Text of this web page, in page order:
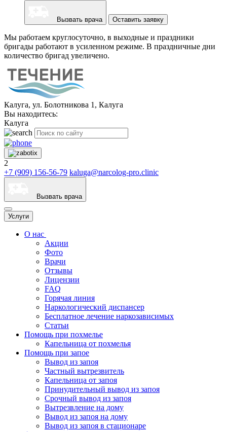
Вызвать врача Оставить заявку
Мы работаем круглосуточно, в выходные и праздники
бригады работают в усиленном режиме. В праздничные дни
количество бригад увеличено.
Калуга, ул. Болотникова 1, Калуга
Вы находитесь:
Калуга
2
+7 (909) 156-56-79 kaluga@narcolog-pro.clinic
Вызвать врача
Услуги
О нас
Акции
Фото
Врачи
Отзывы
Лицензии
FAQ
Горячая линия
Наркологический диспансер
Бесплатное лечение наркозависимых
Статьи
Помощь при похмелье
Капельница от похмелья
Помощь при запое
Вывод из запоя
Частный вытрезвитель
Капельница от запоя
Принудительный вывод из запоя
Срочный вывод из запоя
Вытрезвление на дому
Вывод из запоя на дому
Вывод из запоя в стационаре